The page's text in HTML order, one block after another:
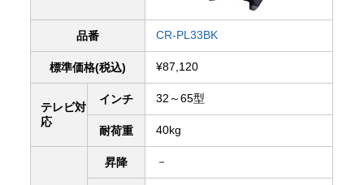
品番 CR-PL33BK
標準価格(税込) ¥87,120
テレビ対
応
インチ 32～65型
耐荷重 40kg
昇降 －